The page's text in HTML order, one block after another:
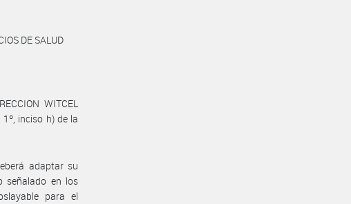
DE SALUD
WITCEL
inciso h) de la
adaptar su
señalado en los
para el